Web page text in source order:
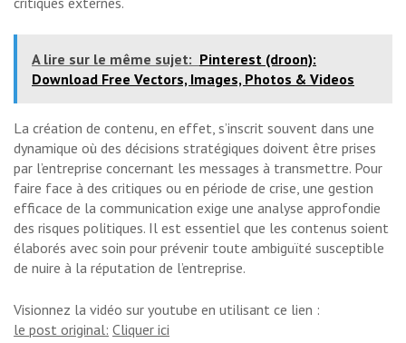
A lire sur le même sujet: Pinterest (droon):
Download Free Vectors, Images, Photos & Videos
La création de contenu, en effet, s’inscrit souvent dans une
dynamique où des décisions stratégiques doivent être prises
par l’entreprise concernant les messages à transmettre. Pour
faire face à des critiques ou en période de crise, une gestion
efficace de la communication exige une analyse approfondie
des risques politiques. Il est essentiel que les contenus soient
élaborés avec soin pour prévenir toute ambiguïté susceptible
de nuire à la réputation de l’entreprise.
Visionnez la vidéo sur youtube en utilisant ce lien :
le post original: Cliquer ici